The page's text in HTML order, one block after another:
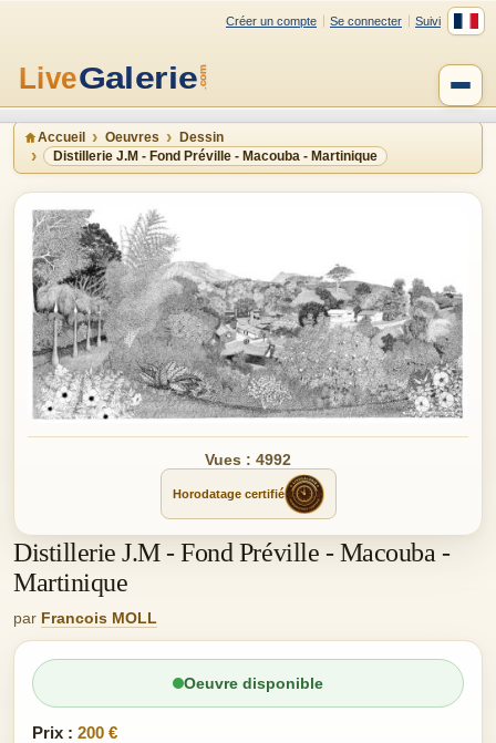
Créer un compte Se connecter Suivi
Accueil Oeuvres
Dessin
Distillerie J.M - Fond Préville - Macouba - Martinique
Vues : 4992
Horodatage certifié
Distillerie J.M - Fond Préville - Macouba -
Martinique
par Francois MOLL
Oeuvre disponible
Prix : 200 €